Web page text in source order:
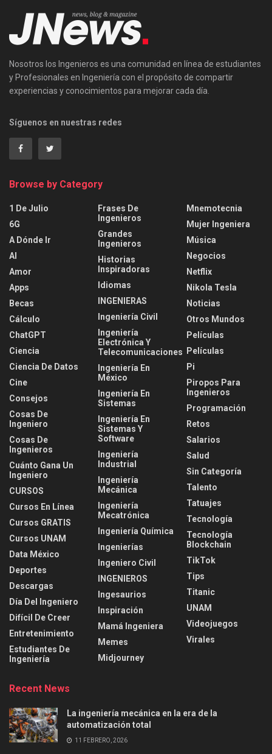
Nosotros los Ingenieros es una comunidad en línea de estudiantes
y Profesionales en Ingeniería con el propósito de compartir
experiencias y conocimientos para mejorar cada día.
Síguenos en nuestras redes
Browse by Category
1 De Julio
6G
A Dónde Ir
AI
Amor
Apps
Becas
Cálculo
ChatGPT
Ciencia
Ciencia De Datos
Cine
Consejos
Cosas De
Ingeniero
Cosas De
Ingenieros
Cuánto Gana Un
Ingeniero
CURSOS
Cursos En Línea
Cursos GRATIS
Cursos UNAM
Data México
Deportes
Descargas
Día Del Ingeniero
Difícil De Creer
Entretenimiento
Estudiantes De
Ingeniería
Frases De
Ingenieros
Grandes
Ingenieros
Historias
Inspiradoras
Idiomas
INGENIERAS
Ingeniería Civil
Ingeniería
Electrónica Y
Telecomunicaciones
Ingeniería En
México
Ingeniería En
Sistemas
Ingeniería En
Sistemas Y
Software
Ingeniería
Industrial
Ingeniería
Mecánica
Ingeniería
Mecatrónica
Ingeniería Química
Ingenierías
Ingeniero Civil
INGENIEROS
Ingesaurios
Inspiración
Mamá Ingeniera
Memes
Midjourney
Mnemotecnia
Mujer Ingeniera
Música
Negocios
Netflix
Nikola Tesla
Noticias
Otros Mundos
Películas
Películas
Pi
Piropos Para
Ingenieros
Programación
Retos
Salarios
Salud
Sin Categoría
Talento
Tatuajes
Tecnología
Tecnología
Blockchain
TikTok
Tips
Titanic
UNAM
Videojuegos
Virales
Recent News
La ingeniería mecánica en la era de la
automatización total
11 FEBRERO, 2026